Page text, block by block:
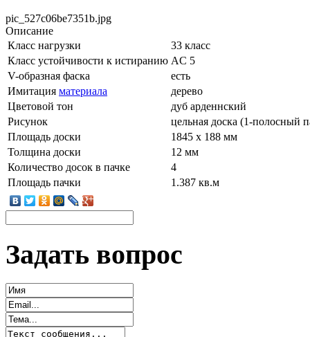
pic_527c06be7351b.jpg
Описание
Класс нагрузки
33 класс
Класс устойчивости к истиранию AC 5
V-образная фаска
есть
Имитация материала
дерево
Цветовой тон
дуб арденнский
Рисунок
цельная доска (1-полосный
Площадь доски
1845 x 188 мм
Толщина доски
12 мм
Количество досок в пачке
4
Площадь пачки
1.387 кв.м
Задать вопрос